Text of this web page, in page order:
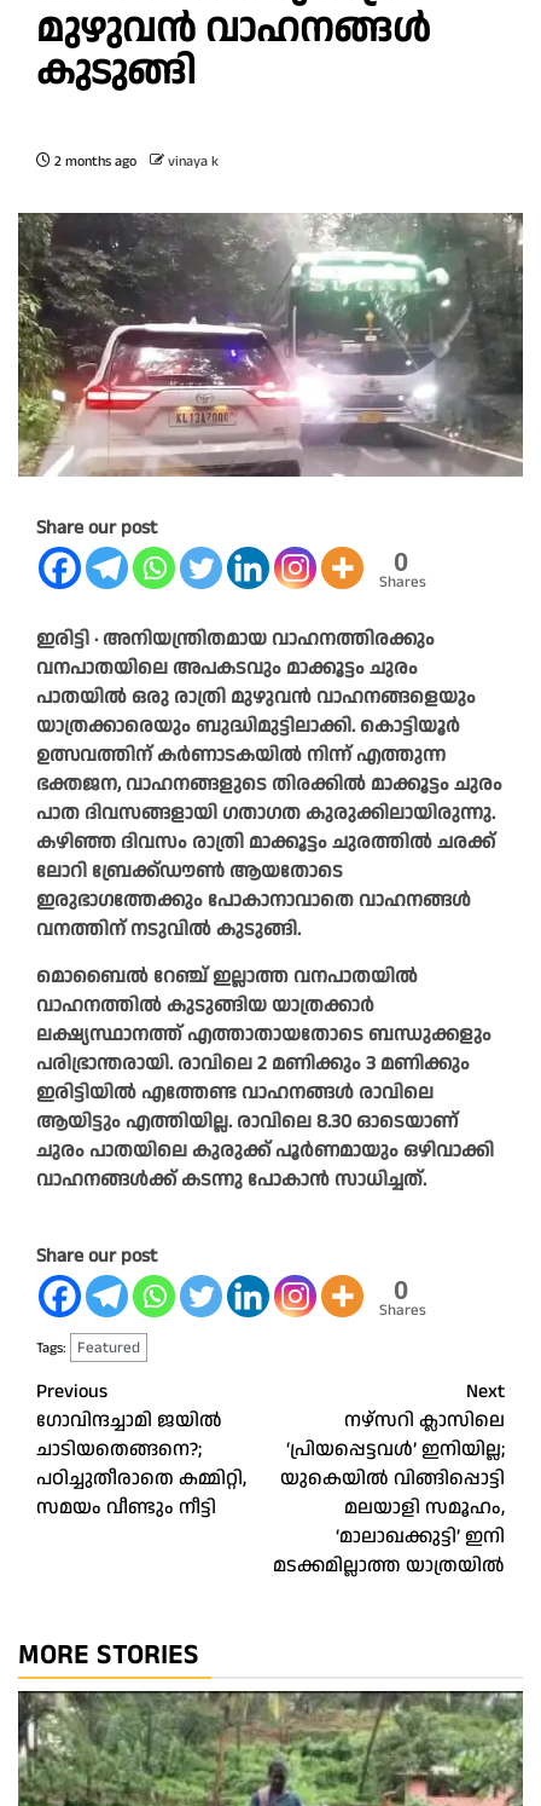
മുഴുവൻ വാഹനങ്ങൾ
കുടുങ്ങി
2 months ago vinaya k
Share our post
0
Shares
ഇരിട്ടി ∙ അനിയന്ത്രിതമായ വാഹനത്തിരക്കും
വനപാതയിലെ അപകടവും മാക്കൂട്ടം ചുരം
പാതയിൽ ഒരു രാത്രി മുഴുവൻ വാഹനങ്ങളെയും
യാത്രക്കാരെയും ബുദ്ധിമുട്ടിലാക്കി. കൊട്ടിയൂർ
ഉത്സവത്തിന് കർണാടകയിൽ നിന്ന് എത്തുന്ന
ഭക്തജന, വാഹനങ്ങളുടെ തിരക്കിൽ മാക്കൂട്ടം ചുരം
പാത ദിവസങ്ങളായി ഗതാഗത കുരുക്കിലായിരുന്നു.
കഴിഞ്ഞ ദിവസം രാത്രി മാക്കൂട്ടം ചുരത്തിൽ ചരക്ക്
ലോറി ബ്രേക്ക്ഡൗൺ ആയതോടെ
ഇരുഭാഗത്തേക്കും പോകാനാവാതെ വാഹനങ്ങൾ
വനത്തിന് നടുവിൽ കുടുങ്ങി.
മൊബൈൽ റേഞ്ച് ഇല്ലാത്ത വനപാതയിൽ
വാഹനത്തിൽ കുടുങ്ങിയ യാത്രക്കാർ
ലക്ഷ്യസ്ഥാനത്ത് എത്താതായതോടെ ബന്ധുക്കളും
പരിഭ്രാന്തരായി. രാവിലെ 2 മണിക്കും 3 മണിക്കും
ഇരിട്ടിയിൽ എത്തേണ്ട വാഹനങ്ങൾ രാവിലെ
ആയിട്ടും എത്തിയില്ല. രാവിലെ 8.30 ഓടെയാണ്
ചുരം പാതയിലെ കുരുക്ക് പൂർണമായും ഒഴിവാക്കി
വാഹനങ്ങൾക്ക് കടന്നു പോകാൻ സാധിച്ചത്.
Share our post
0
Shares
Tags: Featured
Post
navigation
Previous
ഗോവിന്ദച്ചാമി ജയിൽ
ചാടിയതെങ്ങനെ?;
പഠിച്ചുതീരാതെ കമ്മിറ്റി,
സമയം വീണ്ടും നീട്ടി
Next
നഴ്സറി ക്ലാസിലെ
‘പ്രിയപ്പെട്ടവൾ’ ഇനിയില്ല;
യുകെയിൽ വിങ്ങിപ്പൊട്ടി
മലയാളി സമൂഹം,
‘മാലാഖക്കുട്ടി’ ഇനി
മടക്കമില്ലാത്ത യാത്രയിൽ
MORE STORIES